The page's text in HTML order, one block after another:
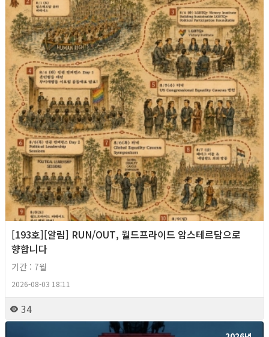
[193호][알림] RUN/OUT, 월드프라이드 암스테르담으로
향합니다
기간 : 7월
2026-08-03 18:11
34